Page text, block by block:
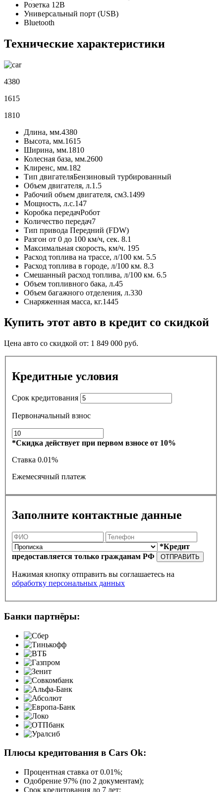
Розетка 12В
Универсальный порт (USB)
Bluetooth
Технические характеристики
4380
1615
1810
Длина, мм.4380
Высота, мм.1615
Ширина, мм.1810
Колесная база, мм.2600
Клиренс, мм.182
Тип двигателяБензиновый турбированный
Объем двигателя, л.1.5
Рабочий объем двигателя, см3.1499
Мощность, л.с.147
Коробка передачРобот
Количество передач7
Тип привода Передний (FDW)
Разгон от 0 до 100 км/ч, сек. 8.1
Максимальная скорость, км/ч. 195
Расход топлива на трассе, л/100 км. 5.5
Расход топлива в городе, л/100 км. 8.3
Смешанный расход топлива, л/100 км. 6.5
Объем топливного бака, л.45
Объем багажного отделения, л.330
Снаряженная масса, кг.1445
Купить этот авто в кредит со скидкой
Цена авто со скидкой от: 1 849 000 руб.
Кредитные условия
Срок кредитования
Первоначальный взнос
*Скидка действует при первом взносе от 10%
Ставка 0.01%
Ежемесячный платеж
Заполните контактные данные
*Кредит
предоставляется только гражданам РФ
ОТПРАВИТЬ
Нажимая кнопку отправить вы соглашаетесь на
обработку персональных данных
Банки партнёры:
Плюсы кредитования в Cars Ok:
Процентная ставка от 0.01%;
Одобрение 97% (по 2 документам);
Срок кредитования до 7 лет;